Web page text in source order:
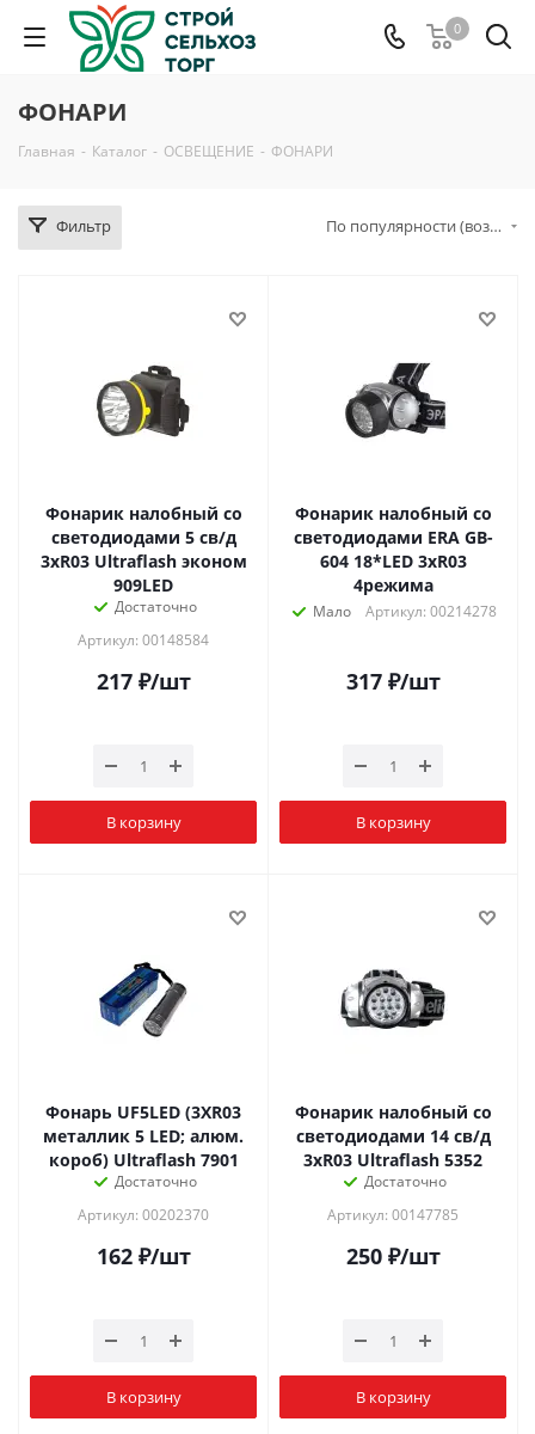
0
ФОНАРИ
Главная - Каталог - ОСВЕЩЕНИЕ - ФОНАРИ
Фильтр По популярности (возрастание)
Фонарик налобный со
светодиодами 5 св/д
3хR03 Ultraflash эконом
909LED
Достаточно
Артикул: 00148584
217₽/шт
В корзину
Фонарик налобный со
светодиодами ERA GB-
604 18*LED 3хR03
4режима
Мало Артикул: 00214278
317₽/шт
В корзину
Фонарь UF5LED (3XR03
металлик 5 LED; алюм.
короб) Ultraflash 7901
Достаточно
Артикул: 00202370
162₽/шт
В корзину
Фонарик налобный со
светодиодами 14 св/д
3хR03 Ultraflash 5352
Достаточно
Артикул: 00147785
250₽/шт
В корзину